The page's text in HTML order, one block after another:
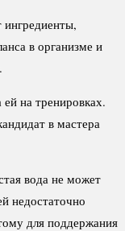
в организме и
на тренировках.
в мастера
вода не может
недостаточно
для поддержания